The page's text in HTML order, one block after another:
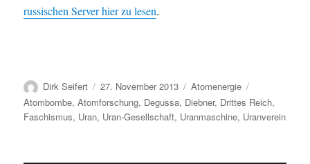
russischen Server hier zu lesen.
Autor
Dirk Seifert
Veröffentlicht
am
27. November 2013 Kategorien
Atomenergie
Atombombe,Atomforschung, Degussa, Diebner, Drittes Reich,
Faschismus, Uran, Uran-Gesellschaft, Uranmaschine, Uranverein